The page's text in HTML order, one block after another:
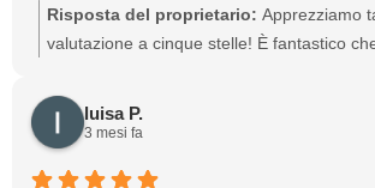
Risposta del proprietario: Apprezziamo
valutazione a cinque stelle! È fantastico
informazioni, siamo sempre qui per aiutarti.
luisa P.
3 mesi fa